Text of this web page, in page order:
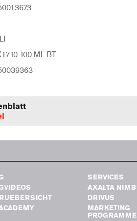
100 ML BT
SERVICES
AXALTA
DRIVUS
MARKETING